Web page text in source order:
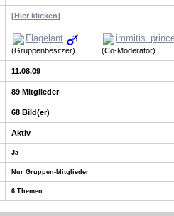
[Hier klicken]
Flagelant
(Gruppenbesitzer) (Co-Moderator)
11.08.09
89 Mitglieder
68 Bild(er)
Aktiv
Ja
Nur Gruppen-Mitglieder
6 Themen